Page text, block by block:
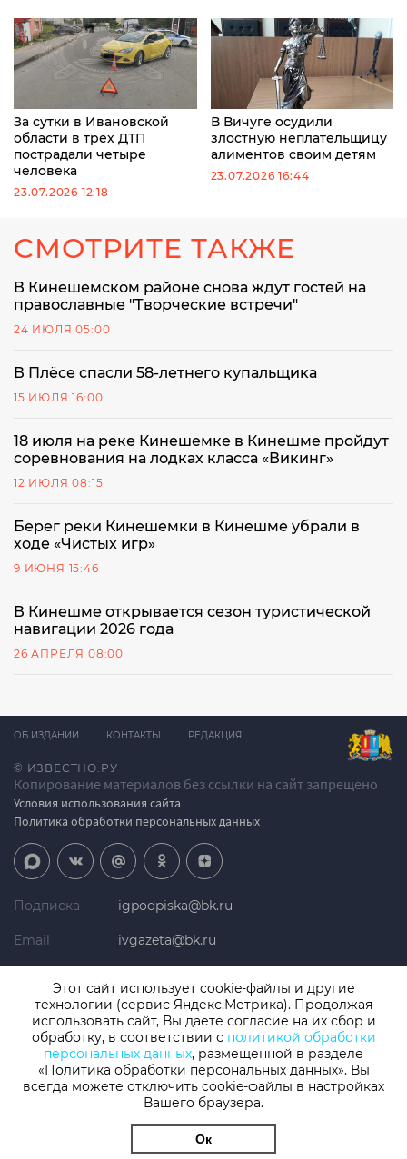
За сутки в Ивановской
области в трех ДТП
пострадали четыре
человека
23.07.2026 12:18
В Вичуге осудили
злостную неплательщицу
алиментов своим детям
23.07.2026 16:44
СМОТРИТЕ ТАКЖЕ
В Кинешемском районе снова ждут гостей на
православные "Творческие встречи"
24 ИЮЛЯ 05:00
В Плёсе спасли 58-летнего купальщика
15 ИЮЛЯ 16:00
18 июля на реке Кинешемке в Кинешме пройдут
соревнования на лодках класса «Викинг»
12 ИЮЛЯ 08:15
Берег реки Кинешемки в Кинешме убрали в
ходе «Чистых игр»
9 ИЮНЯ 15:46
В Кинешме открывается сезон туристической
навигации 2026 года
26 АПРЕЛЯ 08:00
© ИЗВЕСТНО.РУ
Копирование материалов без ссылки на сайт запрещено
Условия использования сайта
Политика обработки персональных данных
ОБ ИЗДАНИИ КОНТАКТЫ РЕДАКЦИЯ
Подписка igpodpiska@bk.ru
Email ivgazeta@bk.ru
Телефон +7 (4932) 41-94-81
СМИ: Izvestno.ru. Реестровая запись 08.11.2019 серия ЭЛ № ФС 77 -
77192, зарегистрировано Роскомнадзором
Учредитель: БУ «Ивановские газеты». Главный редактор:
Этот сайт использует cookie-файлы и другие
технологии (сервис Яндекс.Метрика). Продолжая
использовать сайт, Вы даете согласие на их сбор и
обработку, в соответствии с политикой обработки
персональных данных, размещенной в разделе
«Политика обработки персональных данных». Вы
всегда можете отключить cookie-файлы в настройках
Вашего браузера.
Ок